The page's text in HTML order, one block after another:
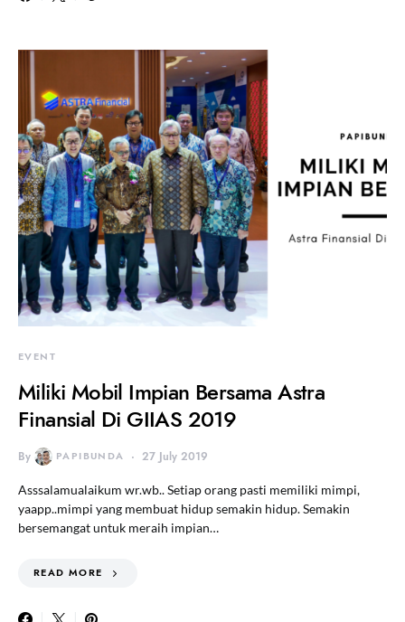
EVENT
Miliki Mobil Impian Bersama Astra
Finansial Di GIIAS 2019
By PAPIBUNDA 27 July 2019
Asssalamualaikum wr.wb.. Setiap orang pasti memiliki mimpi,
yaapp..mimpi yang membuat hidup semakin hidup. Semakin
bersemangat untuk meraih impian…
READ MORE